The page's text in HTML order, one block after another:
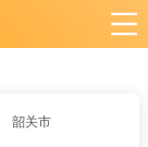
韶关市